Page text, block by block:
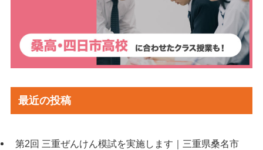
最近の投稿
第2回 三重ぜんけん模試を実施します｜三重県桑名市